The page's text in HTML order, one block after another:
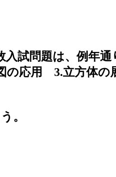
入試問題は、例年
応用 3.立方体の
。